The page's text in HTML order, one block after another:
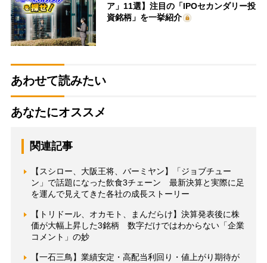
ア」11選】注目の「IPOセカンダリー投
資銘柄」を一挙紹介
あわせて読みたい
あなたにオススメ
関連記事
【スシロー、大阪王将、バーミヤン】「ジョブチュー
ン」で話題になった飲食3チェーン 最新決算と実際に足
を運んで見えてきた各社の成長ストーリー
【トリドール、オカモト、まんだらけ】決算発表後に株
価が大幅上昇した3銘柄 数字だけではわからない「企業
コメント」の妙
【一石三鳥】業績安定・高配当利回り・値上がり期待が